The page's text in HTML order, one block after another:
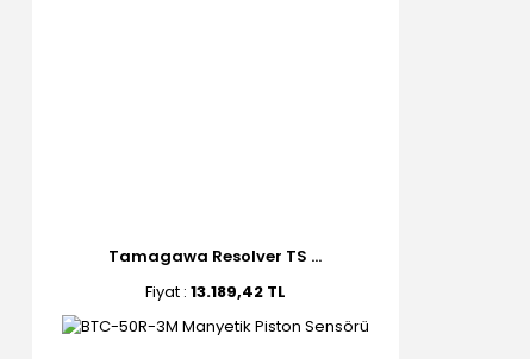
Tamagawa Resolver TS ...
Fiyat : 13.189,42 TL